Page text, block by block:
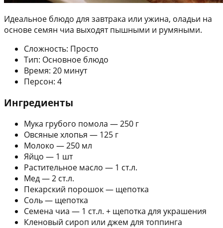
Идеальное блюдо для завтрака или ужина, оладьи на
основе семян чиа выходят пышными и румяными.
Сложность: Просто
Тип: Основное блюдо
Время: 20 минут
Персон: 4
Ингредиенты
Мука грубого помола — 250 г
Овсяные хлопья — 125 г
Молоко — 250 мл
Яйцо — 1 шт
Растительное масло — 1 ст.л.
Мед — 2 ст.л.
Пекарский порошок — щепотка
Соль — щепотка
Семена чиа — 1 ст.л. + щепотка для украшения
Кленовый сироп или джем для топпинга